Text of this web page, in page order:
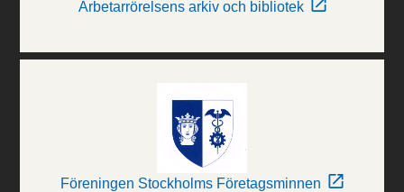
Arbetarrörelsens arkiv och bibliotek
Föreningen Stockholms Företagsminnen